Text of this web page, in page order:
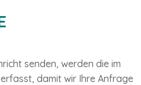
senden, werden die im
damit wir Ihre Anfrage